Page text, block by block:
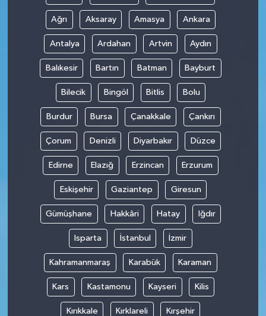
Ağrı Aksaray Amasya Ankara
Antalya Ardahan Artvin Aydın
Balıkesir Bartın Batman Bayburt
Bilecik Bingöl Bitlis Bolu
Burdur Bursa Çanakkale Çankırı
Çorum Denizli Diyarbakır Düzce
Edirne Elazığ Erzincan Erzurum
Eskişehir Gaziantep Giresun
Gümüşhane Hakkâri Hatay Iğdır
Isparta İstanbul İzmir
Kahramanmaraş Karabük Karaman
Kars Kastamonu Kayseri Kilis
Kırıkkale Kırklareli Kırşehir